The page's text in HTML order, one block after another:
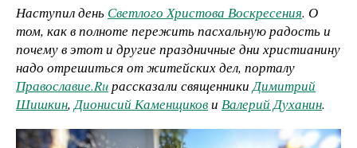
Наступил день Светлого Христова Воскресения. О
том, как в полноте пережить пасхальную радость и
почему в этот и другие праздничные дни христианину
надо отрешиться от житейских дел, порталу
Православие.Ruрассказали священникиДимитрий
Шишкин,Дионисий Каменщикови Валерий Духанин.